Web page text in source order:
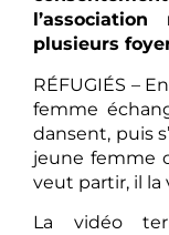
plusieurs
RÉFUGIÉS –
femme
dansent, puis
jeune femme
veut partir, il la
La vidéo